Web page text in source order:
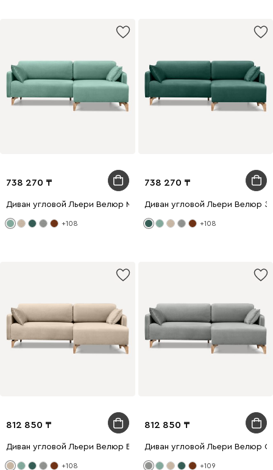
738 270
Диван угловой Льери Велюр Мятный
+108
738 270
Диван угловой Льери Велюр
+108
812 850
Диван угловой Льери Велюр Бежевый
+108
812 850
Диван угловой Льери Велюр
+109